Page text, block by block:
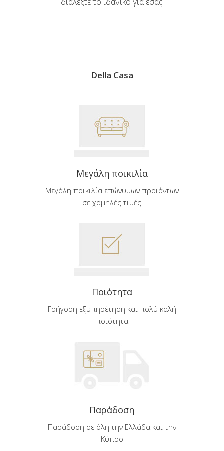
Della Casa
Μεγάλη ποικιλία
Μεγάλη ποικιλία επώνυμων προϊόντων
σε χαμηλές τιμές
Ποιότητα
Γρήγορη εξυπηρέτηση και πολύ καλή
ποιότητα
Παράδοση
Παράδοση σε όλη την Ελλάδα και την
Κύπρο